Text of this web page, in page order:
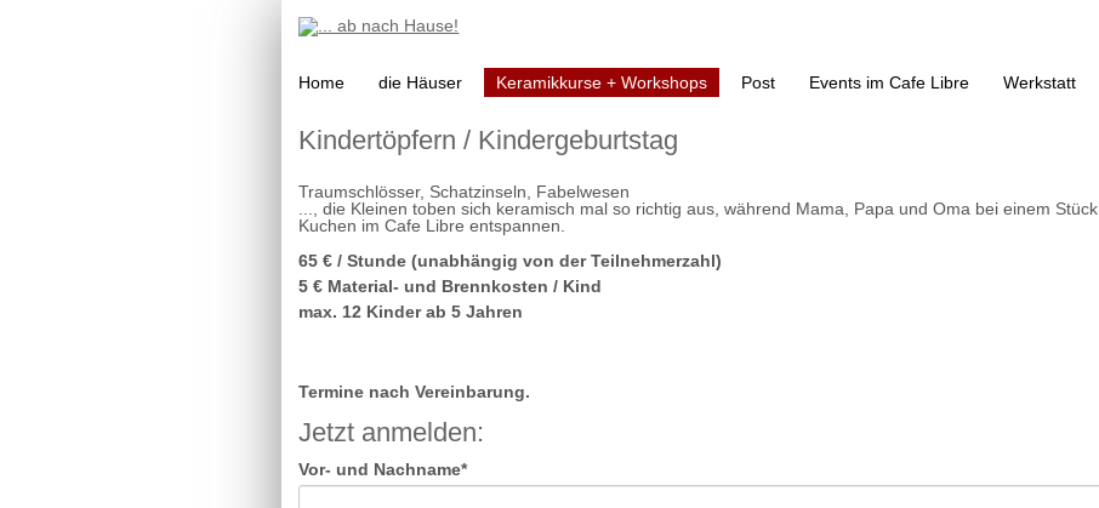
Navigation
überspringen
Home die Häuser Keramikkurse + Workshops Post Events im Cafe Libre Werkstatt
Kindertöpfern / Kindergeburtstag
Traumschlösser, Schatzinseln, Fabelwesen
..., die Kleinen toben sich keramisch mal so richtig aus, während Mama, Papa und Oma bei einem Stück
Kuchen im Cafe Libre entspannen.
65 € / Stunde (unabhängig von der Teilnehmerzahl)
5 € Material- und Brennkosten / Kind
max. 12 Kinder ab 5 Jahren
Termine nach Vereinbarung.
Jetzt anmelden:
Pflichtfeld
Vor- und Nachname*